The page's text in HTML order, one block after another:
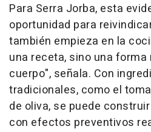
Para Serra Jorba, esta
oportunidad para
también empieza en la
una receta, sino una forma
cuerpo", señala. Con
tradicionales, como el
de oliva, se puede
con efectos preventivos